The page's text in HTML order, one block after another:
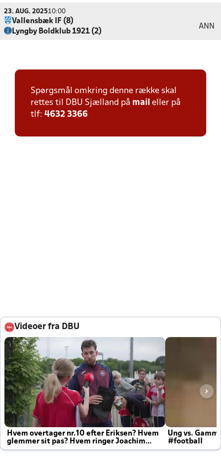
23. AUG. 202510:00
Vallensbæk IF (8)
Lyngby Boldklub 1921 (2)
ANN
Spørgsmål omkring denne række skal
rettes til DBU Sjælland på mail eller på
tlf: 4632 3366
Videoer fra DBU
Hvem overtager nr.10 efter Eriksen? Hvem
glemmer sit pas? Hvem ringer Joachim
altid til efter kampe?
Ung vs.
#football